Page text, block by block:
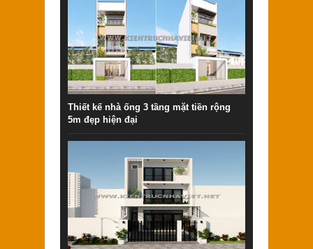
Thiết kế nhà ống 3 tầng mặt tiền rộng
5m đẹp hiện đại